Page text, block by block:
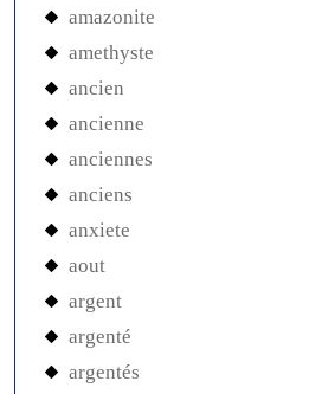
amazonite
amethyste
ancien
ancienne
anciennes
anciens
anxiete
aout
argent
argenté
argentés